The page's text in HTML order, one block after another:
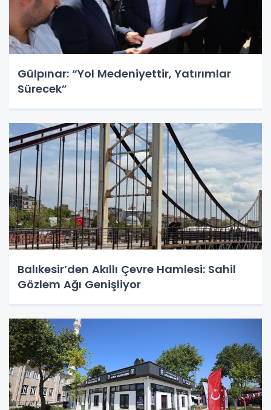
Gülpınar: “Yol Medeniyettir, Yatırımlar
Sürecek”
Balıkesir’den Akıllı Çevre Hamlesi: Sahil
Gözlem Ağı Genişliyor